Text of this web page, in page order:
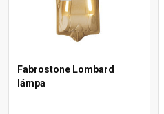
Fabrostone Lombard
lámpa